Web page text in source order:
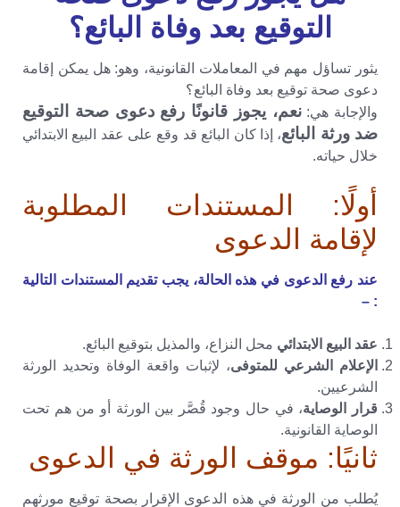
التوقيع بعد وفاة البائع؟
يثور تساؤل مهم في المعاملات القانونية، وهو: هل يمكن إقامة
دعوى صحة توقيع بعد وفاة البائع؟
والإجابة هي:نعم، يجوز قانونًا رفع دعوى صحة التوقيع
ضد ورثة البائع، إذا كان البائع قد وقع على عقد البيع الابتدائي
خلال حياته.
أولًا: المستندات المطلوبة
لإقامة الدعوى
عند رفع الدعوى في هذه الحالة، يجب تقديم المستندات التالية
: –
عقد البيع الابتدائي محل النزاع، والمذيل بتوقيع البائع.
الإعلام الشرعي للمتوفى، لإثبات واقعة الوفاة وتحديد الورثة
الشرعيين.
قرار الوصاية، في حال وجود قُصَّر بين الورثة أو من هم تحت
الوصاية القانونية.
ثانيًا: موقف الورثة في الدعوى
يُطلب من الورثة في هذه الدعوى الإقرار بصحة توقيع مورثهم